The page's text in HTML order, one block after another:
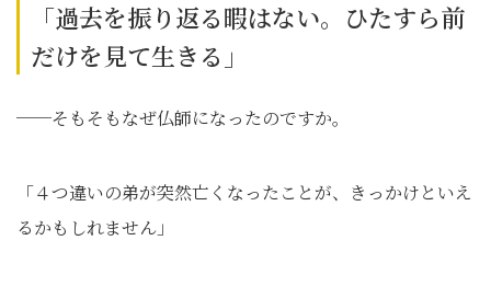
「過去を振り返る暇はない。ひたすら前
だけを見て生きる」
──そもそもなぜ仏師になったのですか。
「４つ違いの弟が突然亡くなったことが、きっかけといえ
るかもしれません」